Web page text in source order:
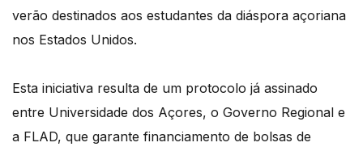
verão destinados aos estudantes da diáspora açoriana
nos Estados Unidos.
Esta iniciativa resulta de um protocolo já assinado
entre Universidade dos Açores, o Governo Regional e
a FLAD, que garante financiamento de bolsas de